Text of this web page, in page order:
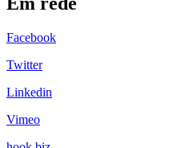
Facebook
Twitter
Linkedin
Vimeo